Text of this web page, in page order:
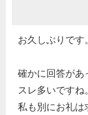
お久しぶりです。
確かに回答があ
スレ多いですね。
私も別にお礼は